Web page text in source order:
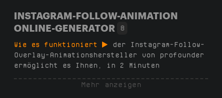
INSTAGRAM-FOLLOW-ANIMATION
ONLINE-GENERATOR
8
Wie es funktioniert
der Instagram-Follow-
Overlay-Animationshersteller von profounder
ermöglicht es Ihnen, in 2 Minuten
keine Abonnements, keine Software, keine
Mehr anzeigen